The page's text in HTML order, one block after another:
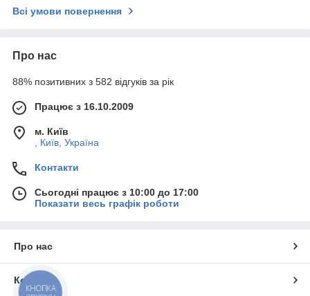
Всі умови повернення
Про нас
88% позитивних з 582 відгуків за рік
Працює з 16.10.2009
м. Київ
, Київ, Україна
Контакти
Сьогодні працює з 10:00 до 17:00
Показати весь графік роботи
Про нас
Контакти
КНОПКА